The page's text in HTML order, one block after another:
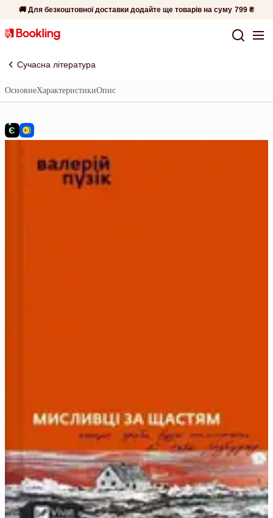
🚚 Для безкоштовної доставки додайте ще товарів на суму 799 ₴
Сучасна література
ОсновнеХарактеристикиОпис